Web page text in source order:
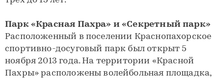
Парк «Красная Пахра» и «Секретный парк»
Расположенный в поселении Краснопахорское
спортивно-досуговый парк был открыт 5
ноября 2013 года. На территории «Красной
Пахры» расположены волейбольная площадка,